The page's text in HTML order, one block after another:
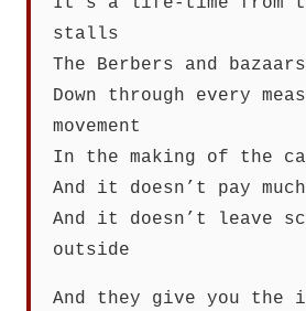
stalls
The Berbers and bazaars
Down through every
movement
In the making of the
And it doesn’t pay much
And it doesn’t leave
outside
And they give you the